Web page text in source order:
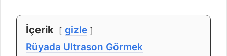
İçerik
gizle
Rüyada Ultrason Görmek